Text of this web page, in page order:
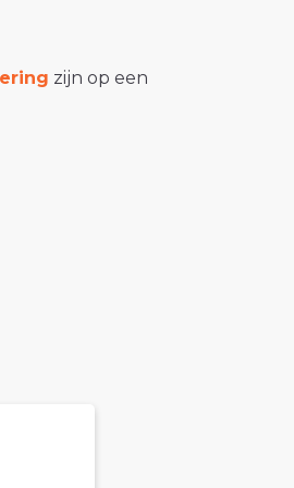
zijn op een